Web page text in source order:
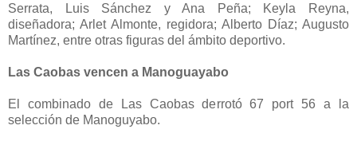
Serrata, Luis Sánchez y Ana Peña; Keyla Reyna,
diseñadora; Arlet Almonte, regidora; Alberto Díaz; Augusto
Martínez, entre otras figuras del ámbito deportivo.
Las Caobas vencen a Manoguayabo
El combinado de Las Caobas derrotó 67 port 56 a la
selección de Manoguyabo.